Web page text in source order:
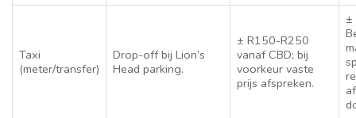
Taxi
(meter/transfer)
Drop-off bij Lion’s
Head parking.
± R150-R250
vanaf CBD; bij
voorkeur vaste
prijs afspreken.
±